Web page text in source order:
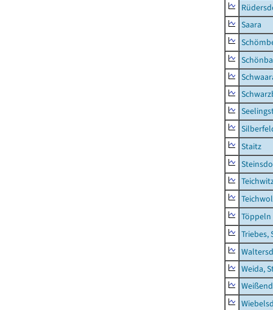
Saara
Staitz
Töppeln
Triebes,
Weida,